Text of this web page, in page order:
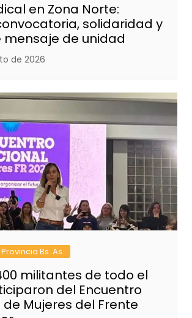
en Zona Norte:
solidaridad y
mensaje de unidad
de 2026
Provincia Bs. As.
militantes de todo el
del Encuentro
Mujeres del Frente